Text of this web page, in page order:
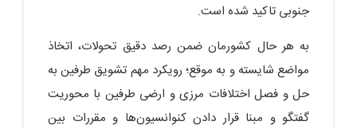
جنوبی تاکید شده است.
به هر حال کشورمان ضمن رصد دقیق تحولات، اتخاذ
مواضع شایسته و به موقع؛ رویکرد مهم تشویق طرفین به
حل و فصل اختلافات مرزی و ارضی طرفین با محوریت
گفتگو و مبنا قرار دادن کنوانسیون‌ها و مقررات بین